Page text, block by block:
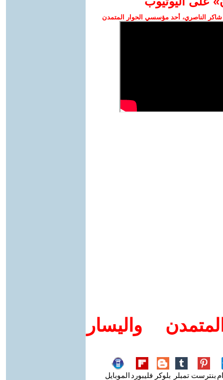
الناصري، أحد مؤسسي الحوار المتمدن
واليسار
بنترست تمبلر بلوكر فليبورد الموبايل